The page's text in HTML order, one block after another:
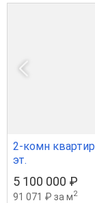
2-комн
эт.
5 100 000 ₽
91 071 ₽ за м2